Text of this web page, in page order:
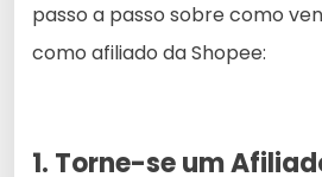
passo a passo sobre como
como afiliado da Shopee:
1. Torne-se um